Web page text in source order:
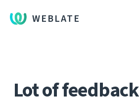
WEBLATE
Lot of